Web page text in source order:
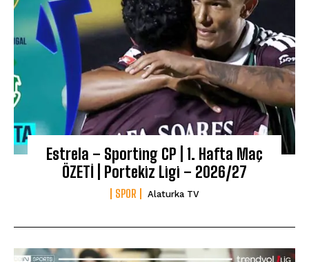
Estrela – Sporting CP | 1. Hafta Maç
ÖZETİ | Portekiz Ligi – 2026/27
SPOR Alaturka TV